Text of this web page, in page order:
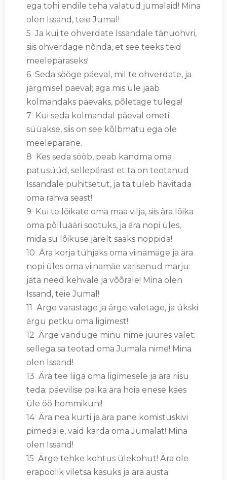
ega tohi endile teha valatud jumalaid! Mina
olen Issand, teie Jumal!
5 Ja kui te ohverdate Issandale tänuohvri,
siis ohverdage nõnda, et see teeks teid
meelepäraseks!
6 Seda sööge päeval, mil te ohverdate, ja
järgmisel päeval; aga mis üle jääb
kolmandaks päevaks, põletage tulega!
7 Kui seda kolmandal päeval ometi
süüakse, siis on see kõlbmatu ega ole
meelepärane.
8 Kes seda sööb, peab kandma oma
patusüüd, sellepärast et ta on teotanud
Issandale pühitsetut, ja ta tuleb hävitada
oma rahva seast!
9 Kui te lõikate oma maa vilja, siis ära lõika
oma põlluääri sootuks, ja ära nopi üles,
mida su lõikuse järelt saaks noppida!
10 Ära korja tühjaks oma viinamäge ja ära
nopi üles oma viinamäe varisenud marju:
jäta need kehvale ja võõrale! Mina olen
Issand, teie Jumal!
11 Ärge varastage ja ärge valetage, ja ükski
ärgu petku oma ligimest!
12 Ärge vanduge minu nime juures valet;
sellega sa teotad oma Jumala nime! Mina
olen Issand!
13 Ära tee liiga oma ligimesele ja ära riisu
teda; päevilise palka ära hoia enese käes
üle öö hommikuni!
14 Ära nea kurti ja ära pane komistuskivi
pimedale, vaid karda oma Jumalat! Mina
olen Issand!
15 Ärge tehke kohtus ülekohut! Ära ole
erapoolik viletsa kasuks ja ära austa